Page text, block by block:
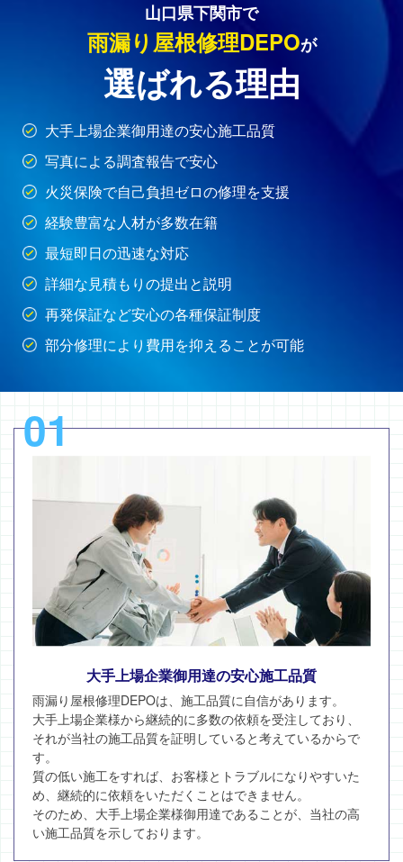
山口県下関市で
雨漏り屋根修理DEPOが
選ばれる理由
大手上場企業御用達の安心施工品質
写真による調査報告で安心
火災保険で自己負担ゼロの修理を支援
経験豊富な人材が多数在籍
最短即日の迅速な対応
詳細な見積もりの提出と説明
再発保証など安心の各種保証制度
部分修理により費用を抑えることが可能
01
大手上場企業御用達の安心施工品質
雨漏り屋根修理DEPOは、施工品質に自信があります。
大手上場企業様から継続的に多数の依頼を受注しており、
それが当社の施工品質を証明していると考えているからで
す。
質の低い施工をすれば、お客様とトラブルになりやすいた
め、継続的に依頼をいただくことはできません。
そのため、大手上場企業様御用達であることが、当社の高
い施工品質を示しております。